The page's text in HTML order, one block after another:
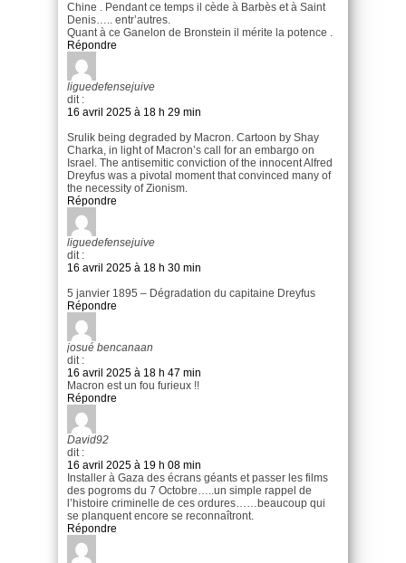
Chine . Pendant ce temps il cède à Barbès et à Saint
Denis….. entr’autres.
Quant à ce Ganelon de Bronstein il mérite la potence .
Répondre
liguedefensejuive
dit :
16 avril 2025 à 18 h 29 min
Srulik being degraded by Macron. Cartoon by Shay
Charka, in light of Macron’s call for an embargo on
Israel. The antisemitic conviction of the innocent Alfred
Dreyfus was a pivotal moment that convinced many of
the necessity of Zionism.
Répondre
liguedefensejuive
dit :
16 avril 2025 à 18 h 30 min
5 janvier 1895 – Dégradation du capitaine Dreyfus
Répondre
josué bencanaan
dit :
16 avril 2025 à 18 h 47 min
Macron est un fou furieux !!
Répondre
David92
dit :
16 avril 2025 à 19 h 08 min
Installer à Gaza des écrans géants et passer les films
des pogroms du 7 Octobre…..un simple rappel de
l’histoire criminelle de ces ordures……beaucoup qui
se planquent encore se reconnaîtront.
Répondre